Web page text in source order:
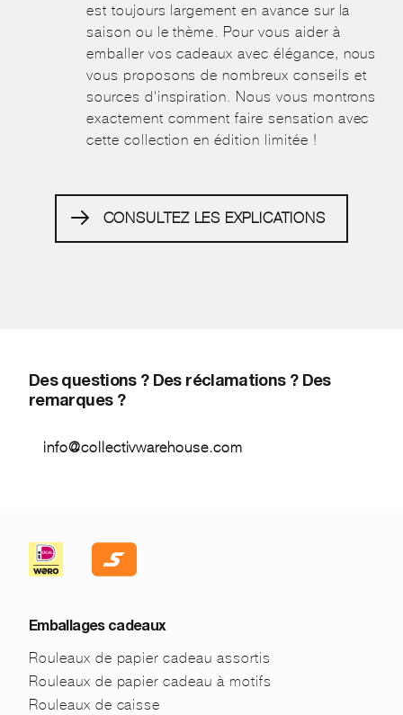
est toujours largement en avance sur la
saison ou le thème. Pour vous aider à
emballer vos cadeaux avec élégance, nous
vous proposons de nombreux conseils et
sources d'inspiration. Nous vous montrons
exactement comment faire sensation avec
cette collection en édition limitée !
CONSULTEZ LES EXPLICATIONS
Des questions ? Des réclamations ? Des
remarques ?
info@collectivwarehouse.com
Emballages cadeaux
Rouleaux de papier cadeau assortis
Rouleaux de papier cadeau à motifs
Rouleaux de caisse